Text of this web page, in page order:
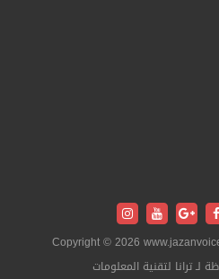
Copyright © 2026
ترانا لتقنية المعلومات